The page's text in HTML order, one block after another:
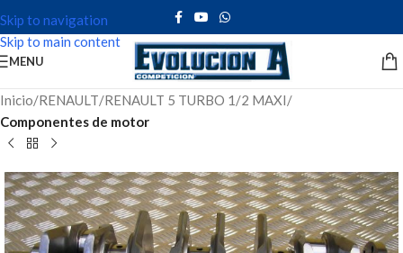
Skip to navigation
Skip to main content
MENU
Inicio RENAULT RENAULT 5 TURBO 1/2 MAXI
Componentes de motor